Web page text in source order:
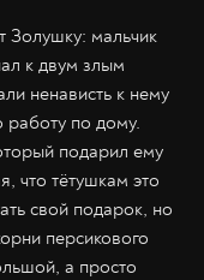
Золушку: мальчик
к двум злым
ненависть к нему
работу по дому.
подарил ему
что тётушкам это
свой подарок, но
персикового
а просто